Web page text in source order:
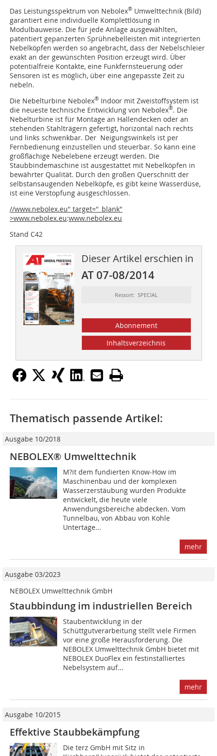
Das Leistungsspektrum von Nebolex® Umwelttechnik (Bild)
garantiert eine individuelle Komplettlösung in
Modulbauweise. Die für jede Anlage ausgewählten,
patentiert gepanzerten Sprühnebelleisten mit integrierten
Nebelköpfen werden so angebracht, dass der Nebelschleier
exakt an der gewünschten Position erzeugt wird. Über
potentialfreie Kontakte, eine Funkfernsteuerung oder
Sensoren ist es möglich, über eine angepasste Zeit zu
nebeln.
Die Nebelturbine Nebolex® Indoor mit Zweistoffsystem ist
die neueste technische Entwicklung von Nebolex®. Die
Nebelturbine ist für Montage an Hallendecken oder an
stehenden Stahlträgern gefertigt, horizontal nach rechts
und links schwenkbar. Der Neigungswinkels ist per
Fernbedienung einzustellen und steuerbar. So kann eine
großflächige Nebelebene erzeugt werden. Die
Staubbindemaschine ist ausgestattet mit Nebelköpfen in
bewährter Qualität. Durch den großen Querschnitt der
selbstansaugenden Nebelköpfe, es gibt keine Wasserdüse,
ist eine Verstopfung ausgeschlossen.
//www.nebolex.eu" target="_blank"
>www.nebolex.eu:www.nebolex.eu
Stand C42
Dieser Artikel erschien in
AT 07-08/2014
Ressort: SPECIAL
Abonnement
Inhaltsverzeichnis
Thematisch passende Artikel:
Ausgabe 10/2018
NEBOLEX® Umwelttechnik
M?it dem fundierten Know-How im
Maschinenbau und der komplexen
Wasserzerstäubung wurden Produkte
entwickelt, die heute viele
Anwendungsbereiche abdecken. Vom
Tunnelbau, von Abbau von Kohle
Untertage...
mehr
Ausgabe 03/2023
NEBOLEX Umwelttechnik GmbH
Staubbindung im industriellen Bereich
Staubentwicklung in der
Schüttgutverarbeitung stellt viele Firmen
vor eine große Herausforderung. Die
NEBOLEX Umwelttechnik GmbH bietet mit
NEBOLEX DuoFlex ein festinstalliertes
Nebelsystem auf...
mehr
Ausgabe 10/2015
Effektive Staubbekämpfung
Die terz GmbH mit Sitz in